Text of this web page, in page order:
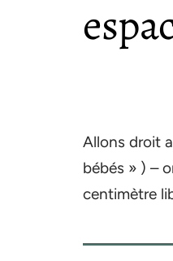
Allons droit
bébés » ) –
centimètre